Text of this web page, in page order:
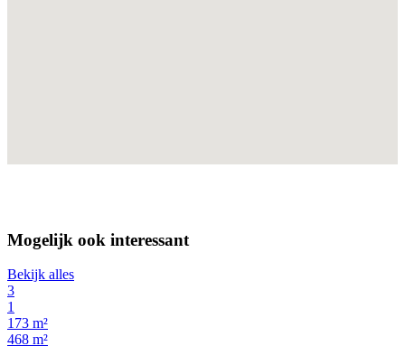
Mogelijk ook interessant
Bekijk alles
3
1
173 m²
468 m²